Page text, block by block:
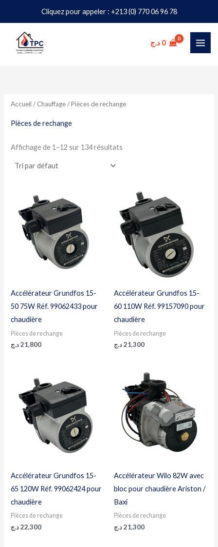
Cliquez pour appeler : +213 (0) 770 06 96 78
contenu
0 د.ج
Accueil / Chauffage/ Pièces de rechange
Pièces de rechange
Affichage de 1–12 sur 134 résultats
Accélérateur Grundfos 15-
50 75W Réf. 99062433 pour
chaudière
Pièces de rechange
21,800 د.ج
Accélérateur Grundfos 15-
60 110W Réf. 99157090 pour
chaudière
Pièces de rechange
21,300د.ج
Accélérateur Grundfos 15-
65 120W Réf. 99062424 pour
chaudière
Pièces de rechange
22,300 د.ج
Accélérateur Wilo 82W avec
bloc pour chaudière Ariston /
Baxi
Pièces de rechange
21,300د.ج